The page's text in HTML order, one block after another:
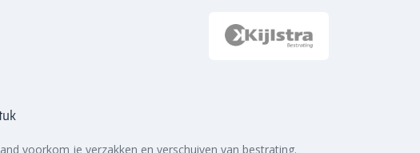
voorkom je verzakken en verschuiven van bestrating.